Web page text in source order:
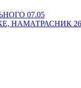
07.05
НАМАТРАСНИК